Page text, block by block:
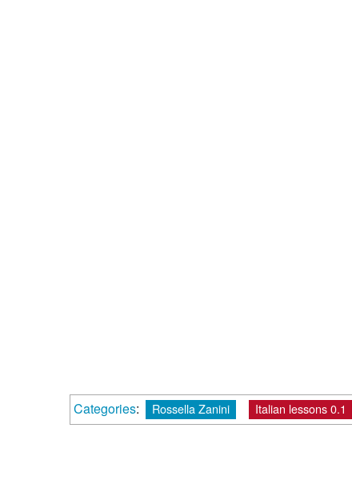
Categories: Rossella Zanini Italian lessons 0.1